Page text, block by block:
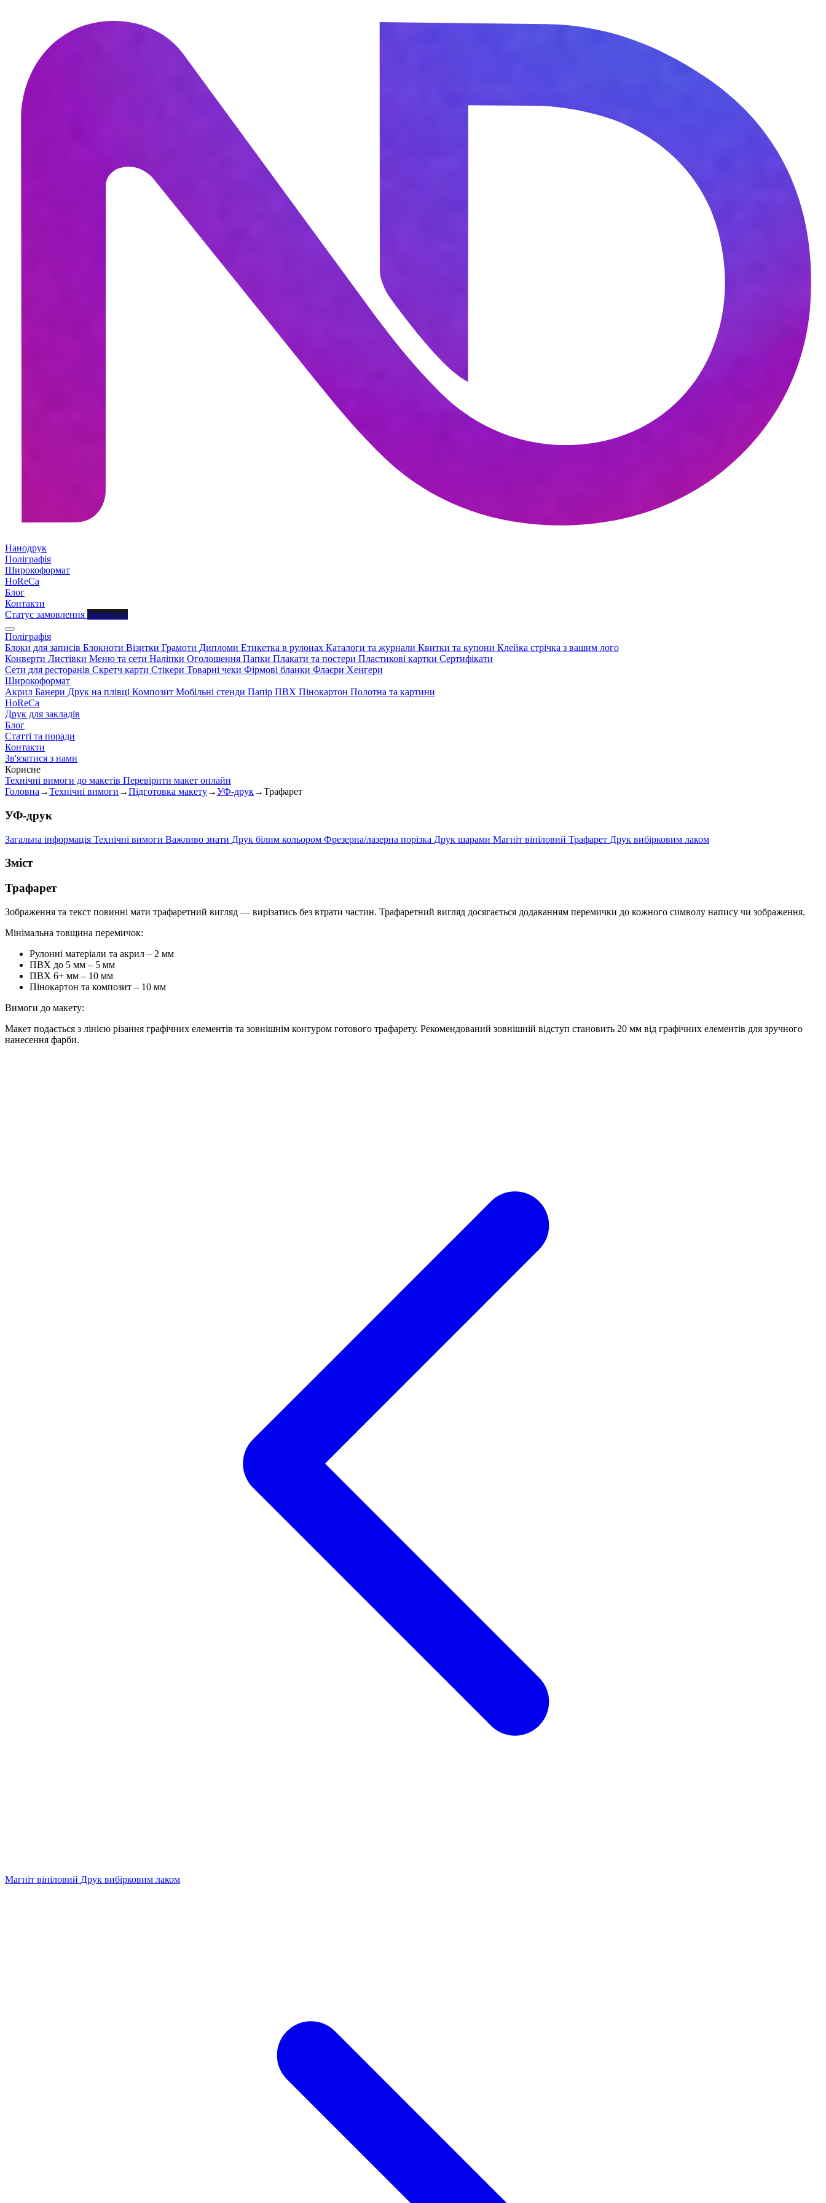
Нанодрук
Поліграфія
Широкоформат
HoReCa
Блог
Контакти
Статус замовлення Замовити
Поліграфія
Блоки для записів Блокноти Візитки Грамоти Дипломи Етикетка в рулонах Каталоги та журнали Квитки та купони Клейка стрічка з вашим лого
Конверти Листівки Меню та сети Наліпки Оголошення Папки Плакати та постери Пластикові картки Сертифікати
Сети для ресторанів Скретч карти Стікери Товарні чеки Фірмові бланки Флаєри Хенгери
Широкоформат
Акрил Банери Друк на плівці Композит Мобільні стенди Папір ПВХ Пінокартон Полотна та картини
HoReCa
Друк для закладів
Блог
Статті та поради
Контакти
Зв'язатися з нами
Корисне
Технічні вимоги до макетів Перевірити макет онлайн
Головна →Технічні вимоги →Підготовка макету→УФ-друк→Трафарет
УФ-друк
Загальна інформація Технічні вимоги Важливо знати Друк білим кольором Фрезерна/лазерна порізка Друк шарами Магніт вініловий Трафарет Друк вибірковим лаком
Зміст
Трафарет
Зображення та текст повинні мати трафаретний вигляд — вирізатись без втрати частин. Трафаретний вигляд досягається додаванням перемички до кожного символу напису чи зображення.
Мінімальна товщина перемичок:
Рулонні матеріали та акрил – 2 мм
ПВХ до 5 мм – 5 мм
ПВХ 6+ мм – 10 мм
Пінокартон та композит – 10 мм
Вимоги до макету:
Макет подається з лінією різання графічних елементів та зовнішнім контуром готового трафарету. Рекомендований зовнішній відступ становить 20 мм від графічних елементів для зручного
нанесення фарби.
Магніт вініловий Друк вибірковим лаком